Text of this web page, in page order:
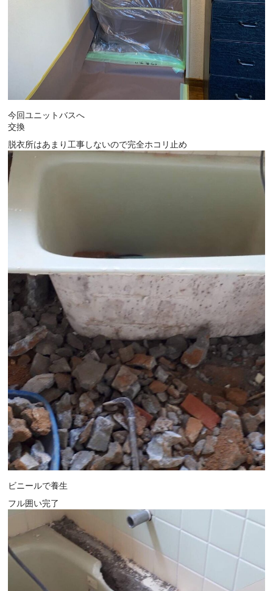
今回ユニットバスへ
交換
脱衣所はあまり工事しないので完全ホコリ止め
ビニールで養生
フル囲い完了